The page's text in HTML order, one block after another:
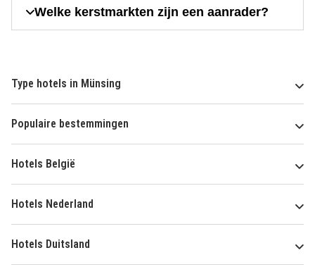
Welke kerstmarkten zijn een aanrader?
Type hotels in Münsing
Populaire bestemmingen
Hotels België
Hotels Nederland
Hotels Duitsland